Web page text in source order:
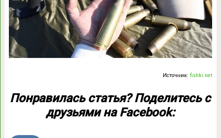
Источник:fishki.net
Понравилась статья? Поделитесь с
друзьями на Facebook: